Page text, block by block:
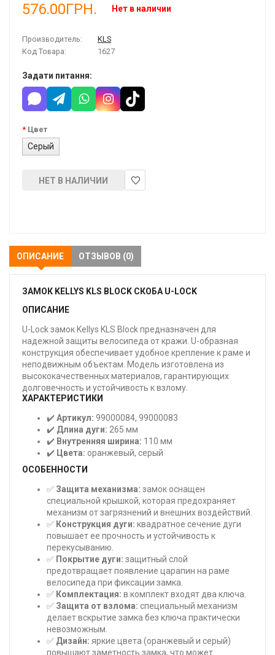
576.00ГРН. Нет в наличии
Производитель:
KLS
Код Товара:
1627
Задати питання:
Цвет
Серый
НЕТ В НАЛИЧИИ
ОПИСАНИЕ ОТЗЫВОВ (0)
ЗАМОК KELLYS KLS BLOCK СКОБА U-LOCK
ОПИСАНИЕ
U-Lock замок Kellys KLS Block предназначен для
надежной защиты велосипеда от кражи. U-образная
конструкция обеспечивает удобное крепление к раме и
неподвижным объектам. Модель изготовлена из
высококачественных материалов, гарантирующих
долговечность и устойчивость к взлому.
ХАРАКТЕРИСТИКИ
✔️Артикул: 99000084, 99000083
✔️ Длина дуги: 265 мм
✔️ Внутренняя ширина: 110 мм
✔️ Цвета: оранжевый, серый
ОСОБЕННОСТИ
✅ Защита механизма: замок оснащен
специальной крышкой, которая предохраняет
механизм от загрязнений и внешних воздействий.
✅ Конструкция дуги: квадратное сечение дуги
повышает ее прочность и устойчивость к
перекусыванию.
✅ Покрытие дуги: защитный слой
предотвращает появление царапин на раме
велосипеда при фиксации замка.
✅ Комплектация: в комплект входят два ключа.
✅ Защита от взлома: специальный механизм
делает вскрытие замка без ключа практически
невозможным.
✅ Дизайн: яркие цвета (оранжевый и серый)
повышают заметность замка, что может